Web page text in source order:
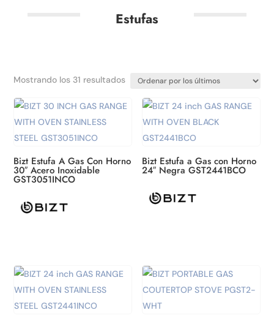
Estufas
Mostrando los 31 resultadosOrdenado
los
últimos
Bizt Estufa A Gas Con Horno
30″ Acero Inoxidable
GST3051INCO
Bizt Estufa a Gas con Horno
24″ Negra GST2441BCO